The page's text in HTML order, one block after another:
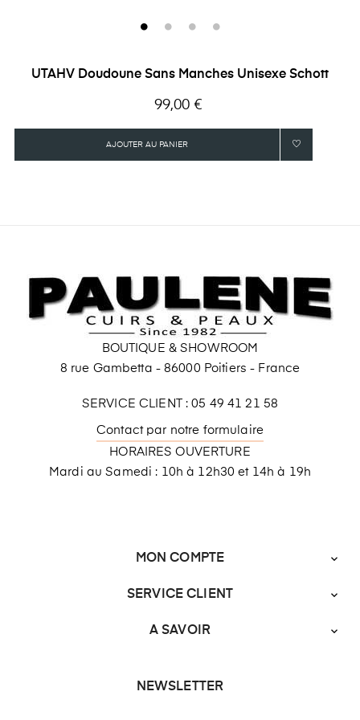
UTAHV Doudoune Sans Manches Unisexe Schott
Prix
99,00 €
AJOUTER AU PANIER
BOUTIQUE & SHOWROOM
8 rue Gambetta - 86000 Poitiers - France
SERVICE CLIENT : 05 49 41 21 58
Contact par notre formulaire
HORAIRES OUVERTURE
Mardi au Samedi : 10h à 12h30 et 14h à 19h
MON COMPTE 
SERVICE CLIENT 
A SAVOIR 
NEWSLETTER